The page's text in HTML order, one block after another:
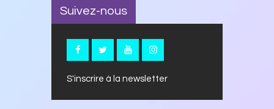
Suivez-nous
S'inscrire à la newsletter